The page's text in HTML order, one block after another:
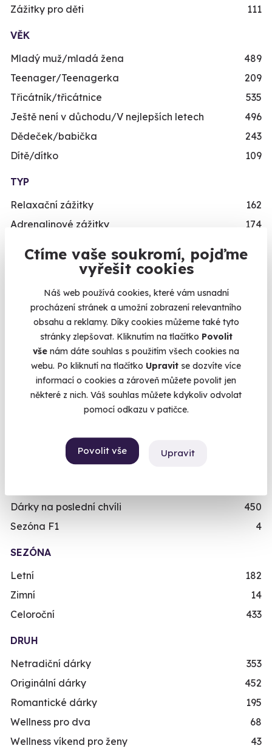
Ctíme vaše soukromí, pojďme
vyřešit cookies
Náš web používá cookies, které vám usnadní
procházení stránek a umožní zobrazení relevantního
obsahu a reklamy. Díky cookies můžeme také tyto
stránky zlepšovat. Kliknutím na tlačítko Povolit
vše nám dáte souhlas s použitím všech cookies na
webu. Po kliknutí na tlačítko Upravit se dozvíte více
informací o cookies a zároveň můžete povolit jen
některé z nich. Váš souhlas můžete kdykoliv odvolat
pomocí odkazu v patičce.
Povolit vše Upravit
Zážitky pro děti
111
VĚK
Mladý muž/mladá žena
489
Teenager/Teenagerka
209
Třicátník/třicátnice
535
Ještě není v důchodu/V nejlepších letech
496
Dědeček/babička
243
Dítě/dítko
109
TYP
Relaxační zážitky
162
Adrenalinové zážitky
174
Svatební dary
Vánoční dárky
Dárky k narozeninám
Dárky k výročí
Dárek k promoci
Originální dárky k narozeninám
Dárek k 18. narozeninám
Dárek k 50. narozeninám
Viděli jste v TV
Dárky na poslední chvíli
450
Sezóna F1
4
SEZÓNA
Letní
182
Zimní
14
Celoroční
433
DRUH
Netradiční dárky
353
Originální dárky
452
Romantické dárky
195
Wellness pro dva
68
Wellness víkend pro ženy
43